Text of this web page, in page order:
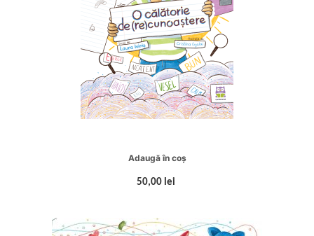
Adaugă în coș
50,00 lei